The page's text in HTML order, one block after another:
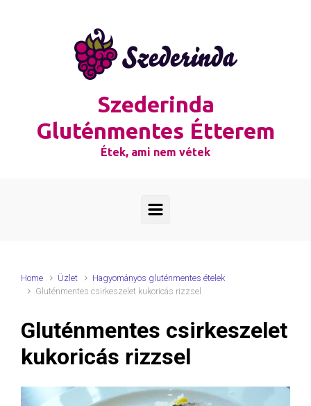
Szederinda
Gluténmentes Étterem
Étek, ami nem vétek
Home Üzlet
Hagyományos gluténmentes ételek
Gluténmentes csirkeszelet kukoricás rizzsel
Gluténmentes csirkeszelet
kukoricás rizzsel